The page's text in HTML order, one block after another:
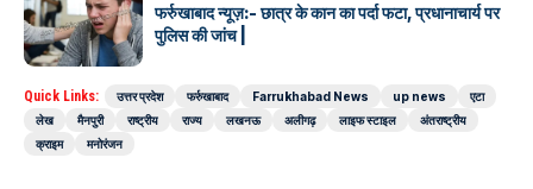
फर्रुखाबाद न्यूज़:- छात्र के कान का पर्दा फटा, प्रधानाचार्य पर
पुलिस की जांच |
Quick Links: उत्तर प्रदेश फर्रुखाबाद Farrukhabad News up news
एटा
लेख
मैनपुरी राष्ट्रीय राज्य लखनऊ अलीगढ़ लाइफ स्टाइल
अंतराष्ट्रीय
क्राइम
मनोरंजन